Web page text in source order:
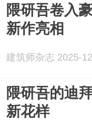
隈研吾卷入
新作亮相
建筑师杂志 2025-
隈研吾的迪
新花样